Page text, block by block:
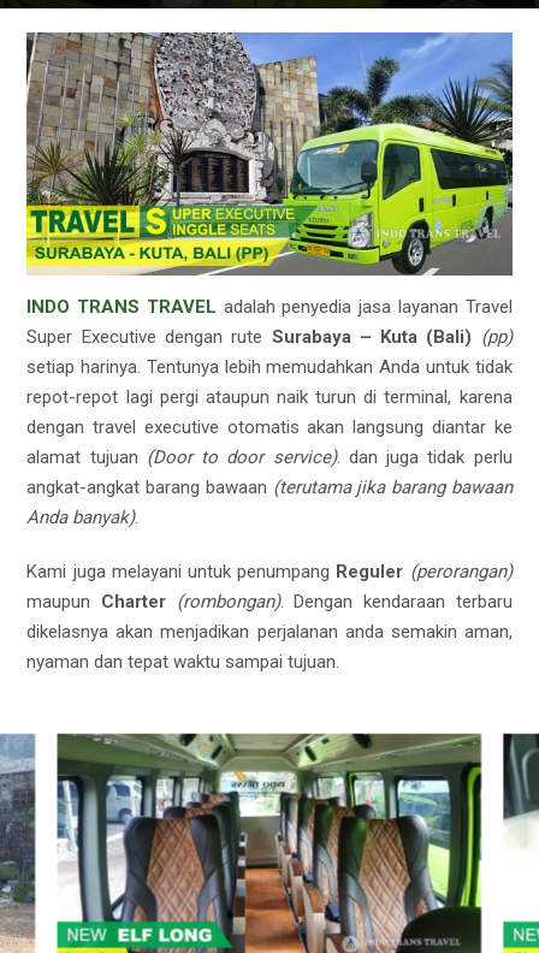
INDO TRANS TRAVEL adalah penyedia jasa layanan Travel
Super Executive dengan rute Surabaya – Kuta (Bali) (pp)
setiap harinya. Tentunya lebih memudahkan Anda untuk tidak
repot-repot lagi pergi ataupun naik turun di terminal, karena
dengan travel executive otomatis akan langsung diantar ke
alamat tujuan (Door to door service). dan juga tidak perlu
angkat-angkat barang bawaan (terutama jika barang bawaan
Anda banyak).
Kami juga melayani untuk penumpang Reguler (perorangan)
maupun Charter (rombongan). Dengan kendaraan terbaru
dikelasnya akan menjadikan perjalanan anda semakin aman,
nyaman dan tepat waktu sampai tujuan.